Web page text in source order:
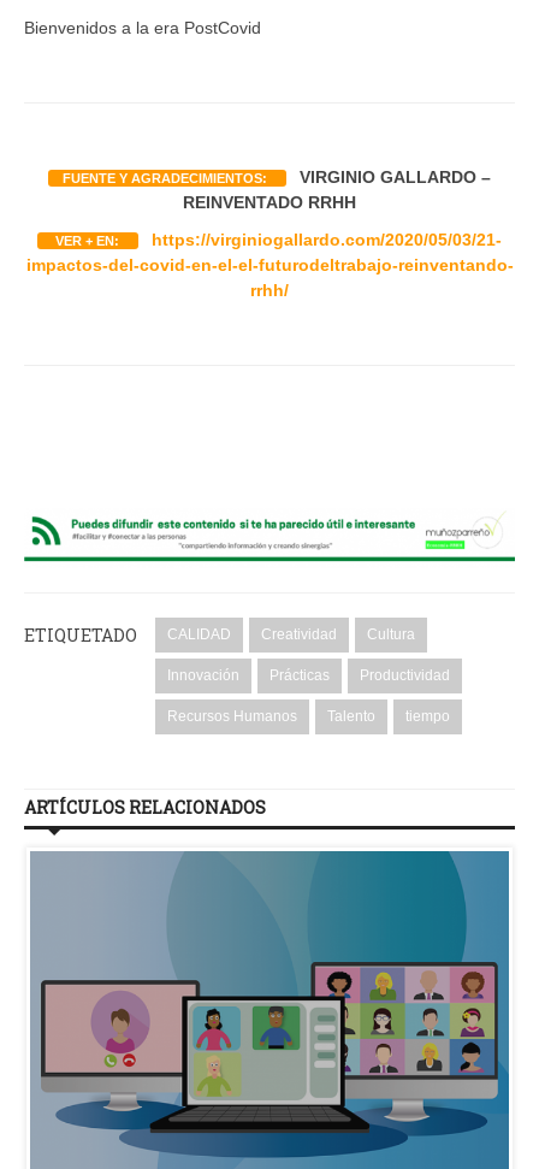
Bienvenidos a la era PostCovid
FUENTE Y AGRADECIMIENTOS:
VIRGINIO GALLARDO –
REINVENTADO RRHH
VER + EN:
https://virginiogallardo.com/2020/05/03/21-
impactos-del-covid-en-el-el-futurodeltrabajo-reinventando-
rrhh/
ETIQUETADO CALIDAD Creatividad Cultura
Innovación Prácticas Productividad
Recursos Humanos Talento tiempo
ARTÍCULOS RELACIONADOS